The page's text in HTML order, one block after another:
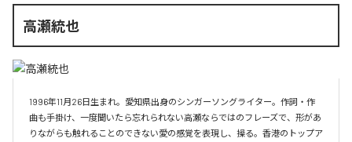
高瀬統也
1996年11月26日生まれ。愛知県出身のシンガーソングライター。作詞・作
曲も手掛け、一度聞いたら忘れられない高瀬ならではのフレーズで、形があ
りながらも触れることのできない愛の感覚を表現し、操る。香港のトップア